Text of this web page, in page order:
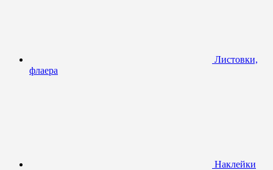
Листовки,
флаера
Наклейки